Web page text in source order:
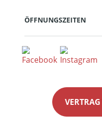
ÖFFNUNGSZEITEN